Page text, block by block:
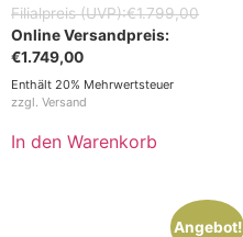
€1.799,00
€1.749,00
Enthält 20% Mehrwertsteuer
zzgl. Versand
In den Warenkorb
Angebot!